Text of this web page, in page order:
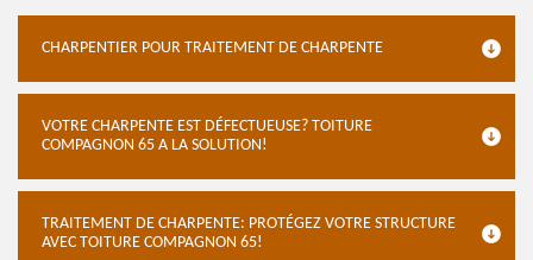
CHARPENTIER POUR TRAITEMENT DE CHARPENTE
VOTRE CHARPENTE EST DÉFECTUEUSE? TOITURE
COMPAGNON 65 A LA SOLUTION!
TRAITEMENT DE CHARPENTE: PROTÉGEZ VOTRE STRUCTURE
AVEC TOITURE COMPAGNON 65!